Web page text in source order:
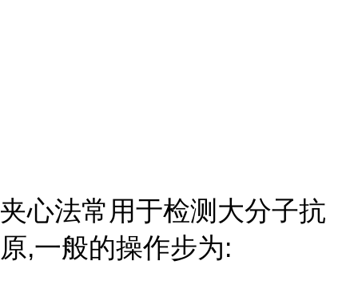
夹心法常用于检测大分子抗
原,一般的操作步为: